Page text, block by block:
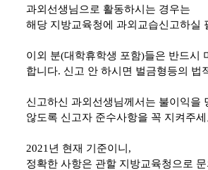
과외선생님으로 활동하시는 경우는
해당 지방교육청에 과외교습신고하실
이외 분(대학휴학생 포함)들은 반드시
합니다. 신고 안 하시면 벌금형등의 법
신고하신 과외선생님께서는 불이익을
않도록 신고자 준수사항을 꼭 지켜주세
2021년 현재 기준이니,
정확한 사항은 관할 지방교육청으로